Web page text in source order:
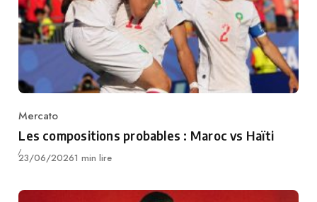
Category
Mercato
Les compositions probables : Maroc vs Haïti
Publié
23/06/20261 min lire